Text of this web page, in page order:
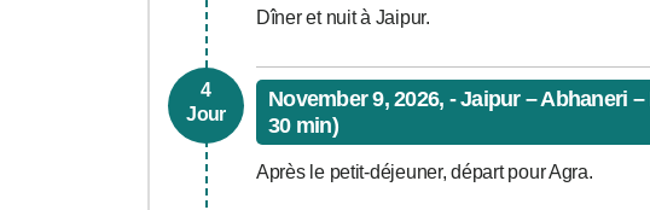
Dîner et nuit à Jaipur.
4
Jour
November 9, 2026, - Jaipur – Abhaneri
30 min)
Après le petit-déjeuner, départ pour Agra.